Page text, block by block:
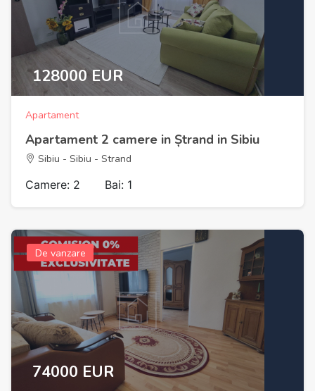
128000 EUR
Apartament
Apartament 2 camere in Ștrand in Sibiu
Sibiu - Sibiu - Strand
Camere: 2 Bai: 1
De vanzare
74000 EUR